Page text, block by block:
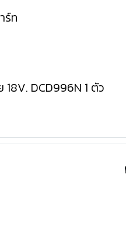
ร์ท
18V. DCD996N 1 ตัว